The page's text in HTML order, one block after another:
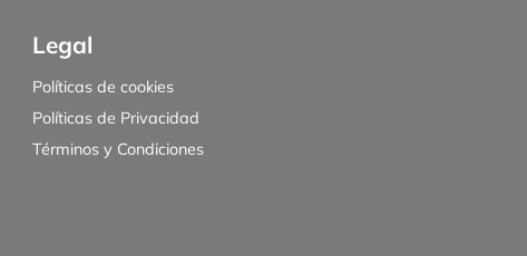
Legal
Políticas de cookies
Políticas de Privacidad
Términos y Condiciones